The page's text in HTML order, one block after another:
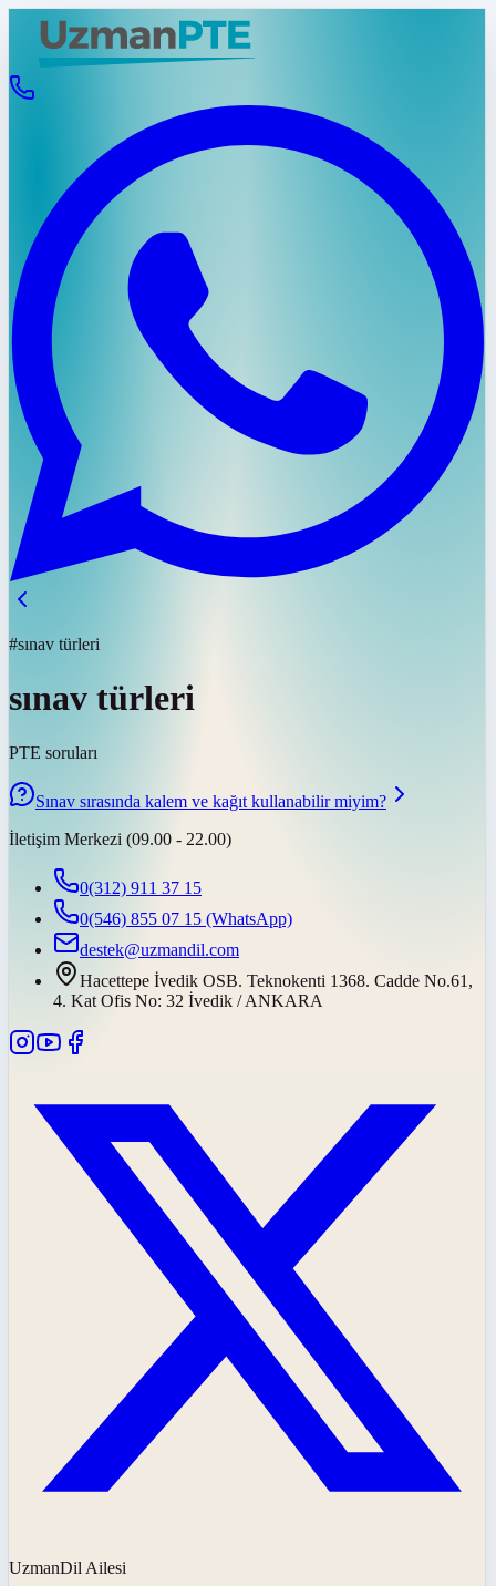
#sınav türleri
sınav türleri
PTE soruları
Sınav sırasında kalem ve kağıt kullanabilir miyim?
İletişim Merkezi (09.00 - 22.00)
0(312) 911 37 15
0(546) 855 07 15 (WhatsApp)
destek@uzmandil.com
Hacettepe İvedik OSB. Teknokenti 1368. Cadde No.61,
4. Kat Ofis No: 32 İvedik / ANKARA
UzmanDil Ailesi